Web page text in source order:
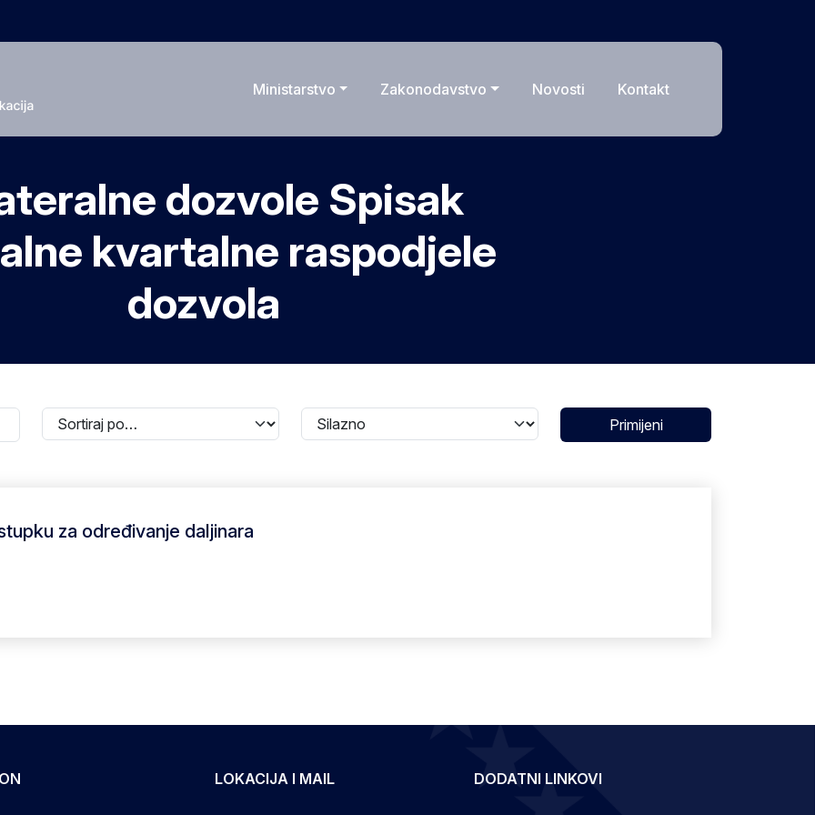
Ministarstvo Zakonodavstvo Novosti Kontakt
dozvole Spisak
kvartalne raspodjele
dozvola
Primijeni
za određivanje daljinara
LOKACIJA I MAIL DODATNI LINKOVI